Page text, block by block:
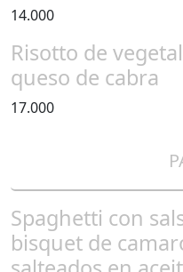
14.000
Risotto de
queso de cabra
17.000
Spaghetti con
bisquet de